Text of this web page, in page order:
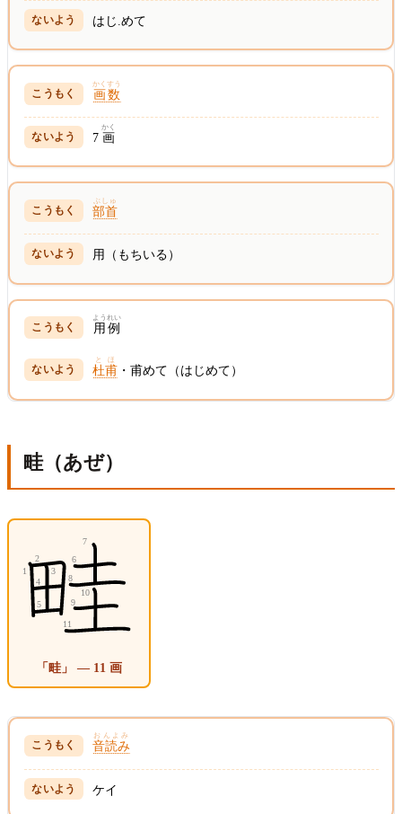
はじ.めて
画数
かくすう
7 画
かく
部首
ぶしゅ
用（もちいる）
用例
ようれい
杜甫
とほ
・甫めて（はじめて）
畦（あぜ）
「畦」 — 11 画
音読み
おんよみ
ケイ